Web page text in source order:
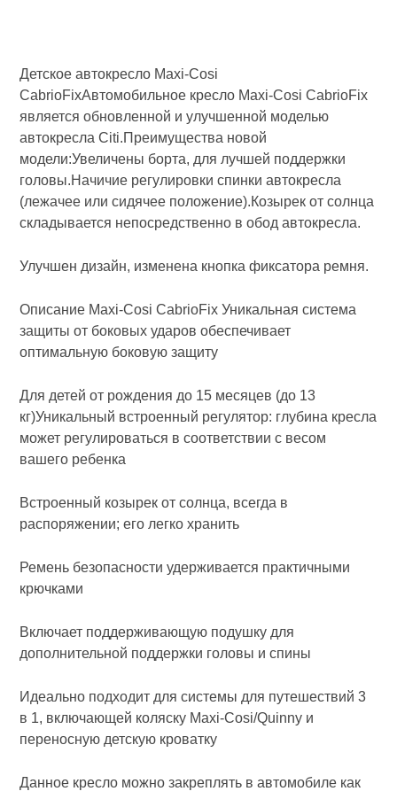
Детское автокресло Maxi-Cosi
CabrioFixАвтомобильное кресло Maxi-Cosi CabrioFix
является обновленной и улучшенной моделью
автокресла Citi.Преимущества новой
модели:Увеличены борта, для лучшей поддержки
головы.Начичие регулировки спинки автокресла
(лежачее или сидячее положение).Козырек от солнца
складывается непосредственно в обод автокресла.
Улучшен дизайн, изменена кнопка фиксатора ремня.
Описание Maxi-Cosi CabrioFix Уникальная система
защиты от боковых ударов обеспечивает
оптимальную боковую защиту
Для детей от рождения до 15 месяцев (до 13
кг)Уникальный встроенный регулятор: глубина кресла
может регулироваться в соответствии с весом
вашего ребенка
Встроенный козырек от солнца, всегда в
распоряжении; его легко хранить
Ремень безопасности удерживается практичными
крючками
Включает поддерживающую подушку для
дополнительной поддержки головы и спины
Идеально подходит для системы для путешествий 3
в 1, включающей коляску Maxi-Cosi/Quinny и
переносную детскую кроватку
Данное кресло можно закреплять в автомобиле как